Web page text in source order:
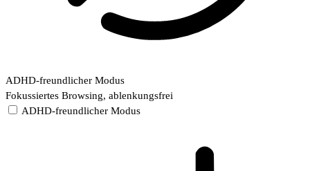
ADHD-freundlicher Modus
Fokussiertes Browsing, ablenkungsfrei
ADHD-freundlicher Modus